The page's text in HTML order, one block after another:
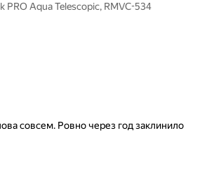
Aqua Telescopic, RMVC-534
совсем. Ровно через год заклинило